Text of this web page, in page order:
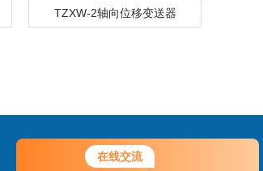
在线交流
TZXW-2轴向位移变送器
联系我们